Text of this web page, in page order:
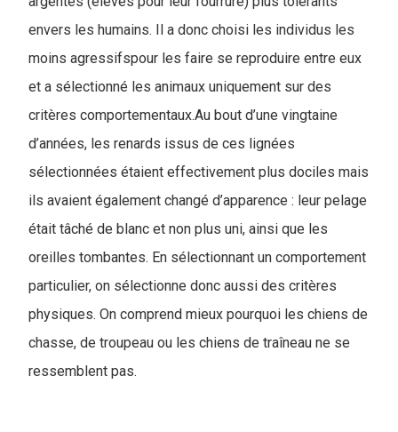
envers les humains. Il a donc choisi les individus les
moins agressifspour les faire se reproduire entre eux
et a sélectionné les animaux uniquement sur des
critères comportementaux.Au bout d’une vingtaine
d’années, les renards issus de ces lignées
sélectionnées étaient effectivement plus dociles mais
ils avaient également changé d’apparence : leur pelage
était tâché de blanc et non plus uni, ainsi que les
oreilles tombantes. En sélectionnant un comportement
particulier, on sélectionne donc aussi des critères
physiques. On comprend mieux pourquoi les chiens de
chasse, de troupeau ou les chiens de traîneau ne se
ressemblent pas.